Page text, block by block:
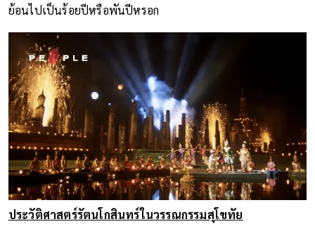
ย้อนไปเป็นร้อยปีหรือพันปีหรอก
ประวัติศาสตร์รัตนโกสินทร์ในวรรณกรรมสุโขทัย